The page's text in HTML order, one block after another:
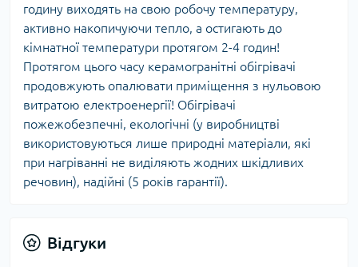
годину виходять на свою робочу температуру,
активно накопичуючи тепло, а остигають до
кімнатної температури протягом 2-4 годин!
Протягом цього часу керамогранітні обігрівачі
продовжують опалювати приміщення з нульовою
витратою електроенергії! Обігрівачі
пожежобезпечні, екологічні (у виробництві
використовуються лише природні матеріали, які
при нагріванні не виділяють жодних шкідливих
речовин), надійні (5 років гарантії).
Відгуки